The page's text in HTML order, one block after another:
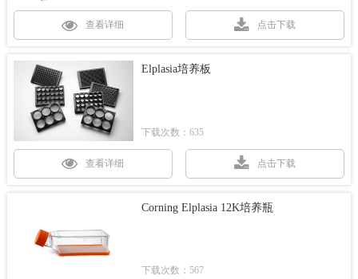
查看详细 点击下载
Elplasia培养板
下载次数：635
查看详细 点击下载
Corning Elplasia 12K培养瓶
下载次数：567